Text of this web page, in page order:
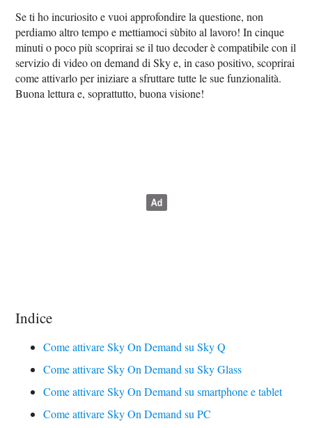
Se ti ho incuriosito e vuoi approfondire la questione, non
perdiamo altro tempo e mettiamoci sùbito al lavoro! In cinque
minuti o poco più scoprirai se il tuo decoder è compatibile con il
servizio di video on demand di Sky e, in caso positivo, scoprirai
come attivarlo per iniziare a sfruttare tutte le sue funzionalità.
Buona lettura e, soprattutto, buona visione!
Indice
Come attivare Sky On Demand su Sky Q
Come attivare Sky On Demand su Sky Glass
Come attivare Sky On Demand su smartphone e tablet
Come attivare Sky On Demand su PC